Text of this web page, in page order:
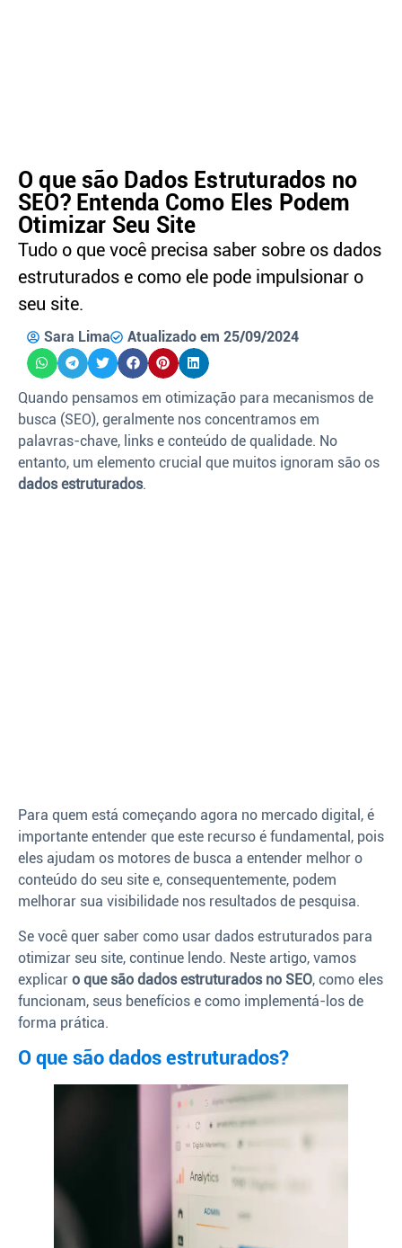
O que são Dados Estruturados no
SEO? Entenda Como Eles Podem
Otimizar Seu Site
Tudo o que você precisa saber sobre os dados
estruturados e como ele pode impulsionar o
seu site.
Sara Lima Atualizado em 25/09/2024
Quando pensamos em otimização para mecanismos de
busca (SEO), geralmente nos concentramos em
palavras-chave, links e conteúdo de qualidade. No
entanto, um elemento crucial que muitos ignoram são os
dados estruturados.
Para quem está começando agora no mercado digital, é
importante entender que este recurso é fundamental, pois
eles ajudam os motores de busca a entender melhor o
conteúdo do seu site e, consequentemente, podem
melhorar sua visibilidade nos resultados de pesquisa.
Se você quer saber como usar dados estruturados para
otimizar seu site, continue lendo. Neste artigo, vamos
explicar o que são dados estruturados no SEO, como eles
funcionam, seus benefícios e como implementá-los de
forma prática.
O que são dados estruturados?